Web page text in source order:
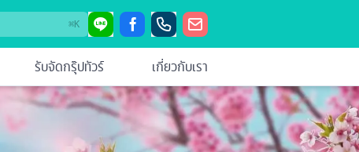
⌘K
รับจัดกรุ๊ปทัวร์ เกี่ยวกับเรา